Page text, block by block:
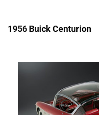
1956 Buick Centurion